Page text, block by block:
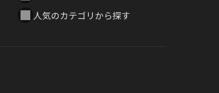
人気のカテゴリから探す